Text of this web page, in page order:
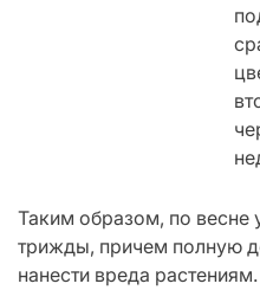
Таким образом, по весне
трижды, причем полную
нанести вреда